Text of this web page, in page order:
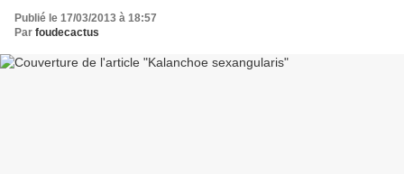
Publié le 17/03/2013 à 18:57
Par foudecactus